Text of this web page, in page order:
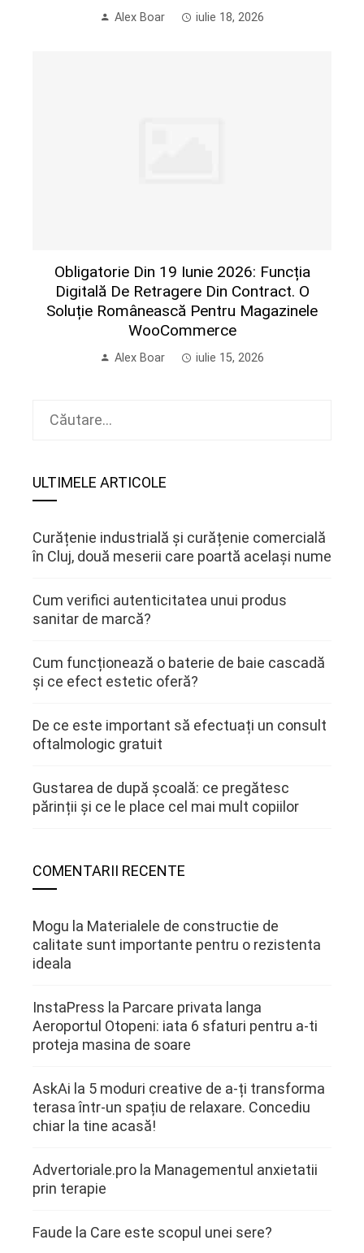
Alex Boar iulie 18, 2026
Obligatorie Din 19 Iunie 2026: Funcția
Digitală De Retragere Din Contract. O
Soluție Românească Pentru Magazinele
WooCommerce
Alex Boar iulie 15, 2026
Caută
ULTIMELE ARTICOLE
Curățenie industrială și curățenie comercială
în Cluj, două meserii care poartă același nume
Cum verifici autenticitatea unui produs
sanitar de marcă?
Cum funcționează o baterie de baie cascadă
și ce efect estetic oferă?
De ce este important să efectuați un consult
oftalmologic gratuit
Gustarea de după școală: ce pregătesc
părinții și ce le place cel mai mult copiilor
COMENTARII RECENTE
Mogu la Materialele de constructie de
calitate sunt importante pentru o rezistenta
ideala
InstaPress la Parcare privata langa
Aeroportul Otopeni: iata 6 sfaturi pentru a-ti
proteja masina de soare
AskAi la 5 moduri creative de a-ți transforma
terasa într-un spațiu de relaxare. Concediu
chiar la tine acasă!
Advertoriale.pro la Managementul anxietatii
prin terapie
Faude la Care este scopul unei sere?